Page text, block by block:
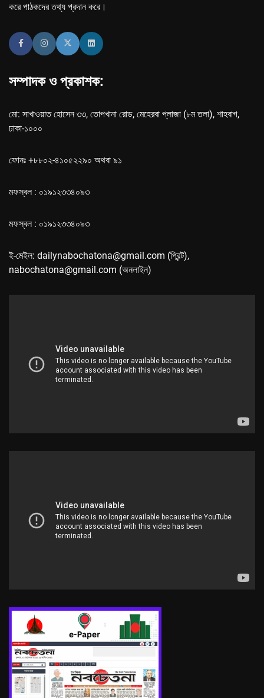
করে পাঠকদের তথ্য প্রদান করে।
সম্পাদক ও প্রকাশক:
মো: সাখাওয়াত হোসেন ৩৩, তোপখানা রোড, মেহেরবা প্লাজা (৮ম তলা), শাহবাগ,
ঢাকা-১০০০
ফোনঃ +৮৮০২-৪১০৫২২৯০ অথবা ৯১
মফস্বল : ০১৯১২৩৩৪০৯৩
মফস্বল : ০১৯১২৩৩৪০৯৩
ই-মেইল: dailynabochatona@gmail.com (প্রিন্ট),
nabochatona@gmail.com (অনলাইন)